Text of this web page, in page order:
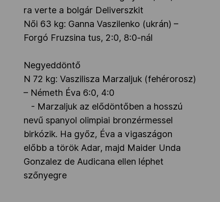
ra verte a bolgár Deliverszkit
Női 63 kg: Ganna Vaszilenko (ukrán) –
Forgó Fruzsina tus, 2:0, 8:0-nál
Negyeddöntő
N 72 kg: Vaszilisza Marzaljuk (fehérorosz)
– Németh Éva 6:0, 4:0
- Marzaljuk az elődöntőben a hosszú
nevű spanyol olimpiai bronzérmessel
birkózik. Ha győz, Éva a vigaszágon
előbb a török Adar, majd Maider Unda
Gonzalez de Audicana ellen léphet
szőnyegre